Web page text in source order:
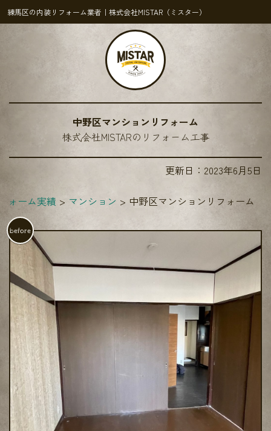
練馬区の内装リフォーム業者｜株式会社MISTAR（ミスター）
中野区マンションリフォーム
株式会社MISTARのリフォーム工事
更新日： 2023年6月5日
ォーム実績 マンション 中野区マンションリフォーム
before